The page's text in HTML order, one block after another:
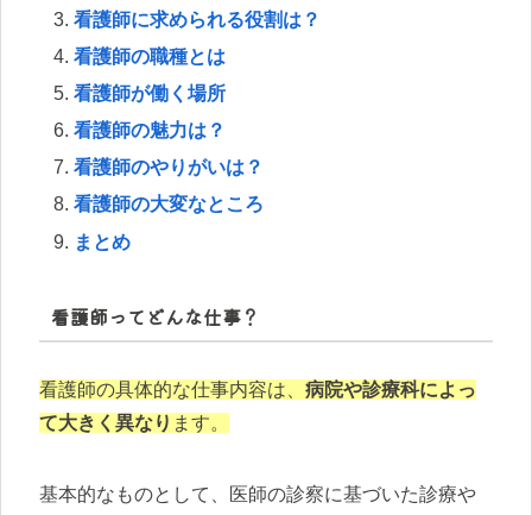
看護師に求められる役割は？
看護師の職種とは
看護師が働く場所
看護師の魅力は？
看護師のやりがいは？
看護師の大変なところ
まとめ
看護師ってどんな仕事？
看護師の具体的な仕事内容は、 病院や診療科によっ
て大きく異なり ます。
基本的なものとして、医師の診察に基づいた診療や